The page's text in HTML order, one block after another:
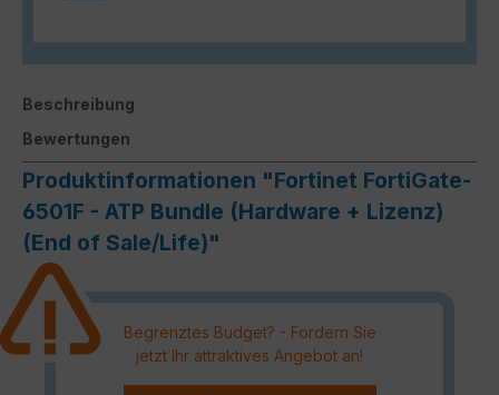
Beschreibung
Bewertungen
Produktinformationen "Fortinet FortiGate-
6501F - ATP Bundle (Hardware + Lizenz)
(End of Sale/Life)"
Begrenztes Budget? - Fordern Sie
jetzt Ihr attraktives Angebot an!